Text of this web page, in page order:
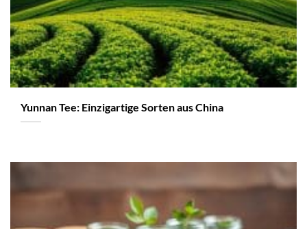
Yunnan Tee: Einzigartige Sorten aus China